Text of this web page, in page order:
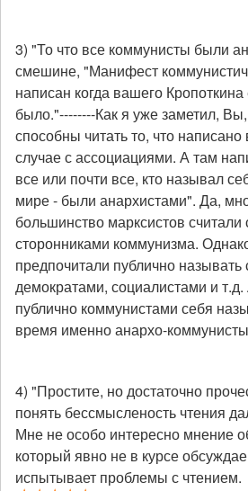
3) "То что все коммунисты были
смешине, "Манифест
написан когда вашего
было."--------Как я уже заметил,
способны читать то, что написано
случае с ассоциациями. А там
все или почти все, кто называл
мире - были анархистами". Да,
большинство марксистов считали
сторонниками коммунизма.
предпочитали публично называть
демократами, социалистами и т.д.
публично коммунистами себя
время именно анархо-
4) "Простите, но достаточно
понять бессмысленость чтения
Мне не особо интересно мнение
который явно не в курсе
испытывает проблемы с чтением.